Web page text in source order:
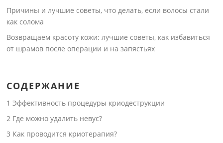
Причины и лучшие советы, что делать, если волосы стали
как солома
Возвращаем красоту кожи: лучшие советы, как избавиться
от шрамов после операции и на запястьях
СОДЕРЖАНИЕ
1 Эффективность процедуры криодеструкции
2 Где можно удалить невус?
3 Как проводится криотерапия?